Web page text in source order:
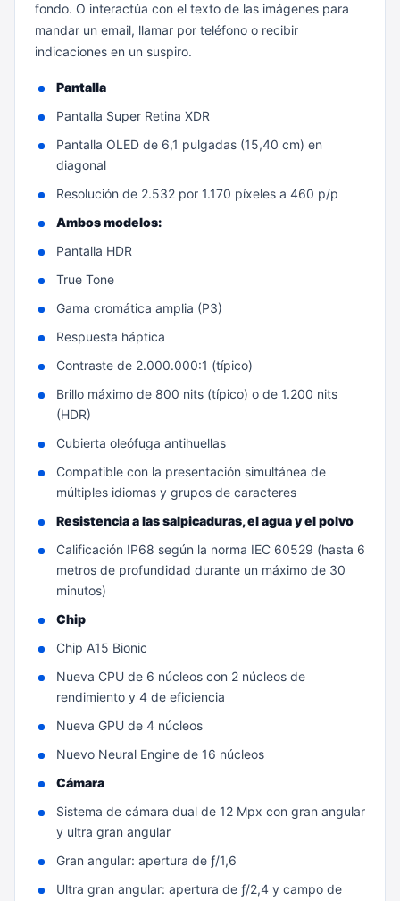
fondo. O interactúa con el texto de las imágenes para
mandar un email, llamar por teléfono o recibir
indicaciones en un suspiro.
Pantalla
Pantalla Super Retina XDR
Pantalla OLED de 6,1 pulgadas (15,40 cm) en
diagonal
Resolución de 2.532 por 1.170 píxeles a 460 p/p
Ambos modelos:
Pantalla HDR
True Tone
Gama cromática amplia (P3)
Respuesta háptica
Contraste de 2.000.000:1 (típico)
Brillo máximo de 800 nits (típico) o de 1.200 nits
(HDR)
Cubierta oleófuga antihuellas
Compatible con la presentación simultánea de
múltiples idiomas y grupos de caracteres
Resistencia a las salpicaduras, el agua y el polvo
Calificación IP68 según la norma IEC 60529 (hasta 6
metros de profundidad durante un máximo de 30
minutos)
Chip
Chip A15 Bionic
Nueva CPU de 6 núcleos con 2 núcleos de
rendimiento y 4 de eficiencia
Nueva GPU de 4 núcleos
Nuevo Neural Engine de 16 núcleos
Cámara
Sistema de cámara dual de 12 Mpx con gran angular
y ultra gran angular
Gran angular: apertura de ƒ/1,6
Ultra gran angular: apertura de ƒ/2,4 y campo de